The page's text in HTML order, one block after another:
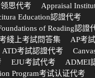
领思代考
Appraisal
Education認證代考
of Reading認證
綫上考試問答集
AP考
ATD考試認證代考
EJU考試代考
ADMEI
Program考试认证代考